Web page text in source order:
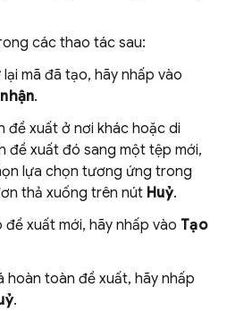
các thao tác sau:
mã đã tạo, hãy nhấp vào
.
đề xuất ở nơi khác hoặc di
đề xuất đó sang một tệp mới,
lựa chọn tương ứng trong
thả xuống trên nút Huỷ.
xuất mới, hãy nhấp vào Tạo
hoàn toàn đề xuất, hãy nhấp
.